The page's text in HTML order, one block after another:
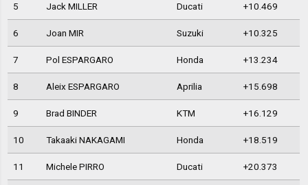
5 Jack MILLER Ducati +10.469
6 Joan MIR Suzuki +10.325
7 Pol ESPARGARO Honda +13.234
8 Aleix ESPARGARO Aprilia +15.698
9 Brad BINDER KTM +16.129
10 Takaaki NAKAGAMI Honda +18.519
11 Michele PIRRO Ducati +20.373